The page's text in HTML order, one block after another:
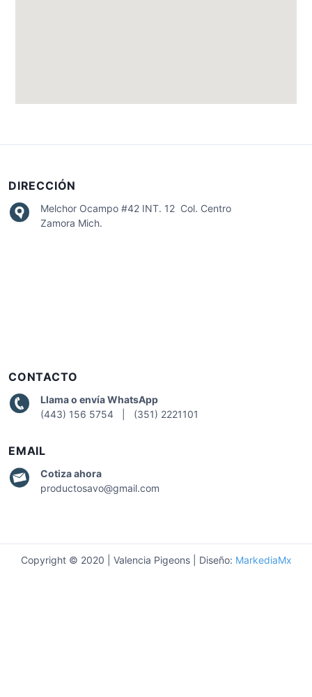
DIRECCIÓN
Melchor Ocampo #42 INT. 12 Col. Centro
Zamora Mich.
CONTACTO
Llama o envía WhatsApp
(443) 156 5754 | (351) 2221101
EMAIL
Cotizaahora
productosavo@gmail.com
Copyright © 2020 | Valencia Pigeons | Diseño: MarkediaMx